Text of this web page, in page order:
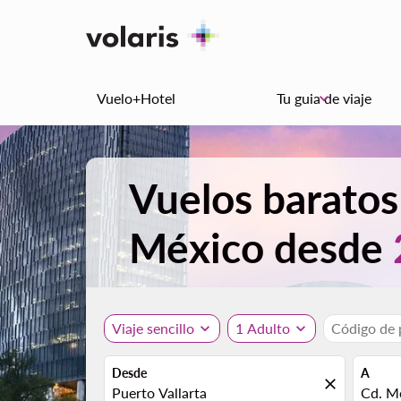
Vuelo+Hotel Tu guia de viaje
keyboard_arrow_down
Vuelos
México desde
Viaje sencillo expand_more 1 Adulto expand_more Código de
Desde
close
A